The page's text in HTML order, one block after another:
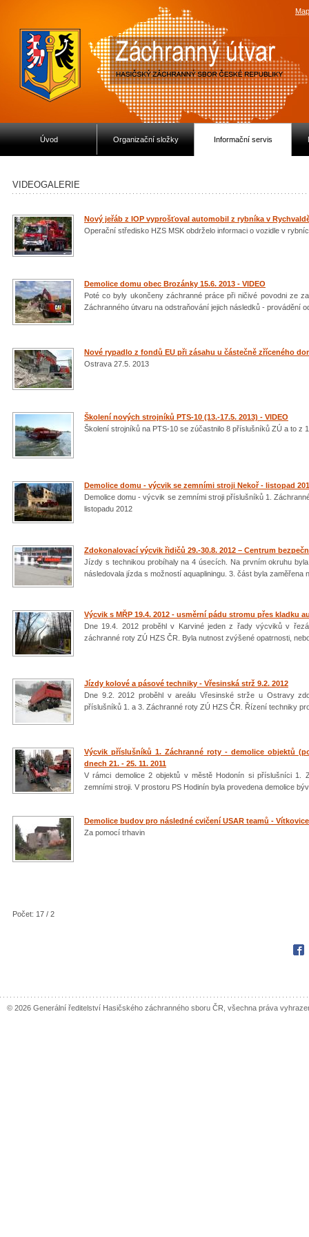
Úvod Organizační složky Informační servis
VIDEOGALERIE
Nový jeřáb z IOP vyprošťoval automobil z rybníka v
Operační středisko HZS MSK obdrželo informaci o vozidle v
Demolice domu obec Brozánky 15.6. 2013 - VIDEO
Poté co byly ukončeny záchranné práce při ničivé povodni ze
Záchranného útvaru na odstraňování jejich následků - provádění
Nové rypadlo z fondů EU při zásahu u částečně zříceného
Ostrava 27.5. 2013
Školení nových strojníků PTS-10 (13.-17.5. 2013) - VIDEO
Školení strojníků na PTS-10 se zúčastnilo 8 příslušníků ZÚ a to z
Demolice domu - výcvik se zemními stroji Nekoř - listopad
Demolice domu - výcvik se zemními stroji příslušníků 1.
listopadu 2012
Zdokonalovací výcvik řidičů 29.-30.8. 2012 – Centrum
Jízdy s technikou probíhaly na 4 úsecích. Na prvním okruhu
následovala jízda s možností aquapliningu. 3. část byla zaměřena
Výcvik s MŘP 19.4. 2012 - usměrní pádu stromu přes kladku
Dne 19.4. 2012 proběhl v Karviné jeden z řady výcviků v
záchranné roty ZÚ HZS ČR. Byla nutnost zvýšené opatrnosti,
Jízdy kolové a pásové techniky - Vřesinská strž 9.2. 2012
Dne 9.2. 2012 proběhl v areálu Vřesinské strže u Ostravy
příslušníků 1. a 3. Záchranné roty ZÚ HZS ČR. Řízení techniky
Výcvik příslušníků 1. Záchranné roty - demolice objektů
dnech 21. - 25. 11. 2011
V rámci demolice 2 objektů v městě Hodonín si příslušníci 1.
zemními stroji. V prostoru PS Hodinín byla provedena demolice
Demolice budov pro následné cvičení USAR teamů -
Za pomocí trhavin
Počet: 17 / 2
© 2026 Generální ředitelství Hasičského záchranného sboru ČR, všechna práva